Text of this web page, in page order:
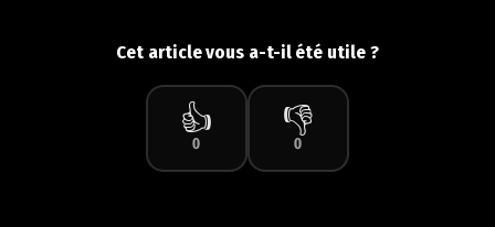
Cet article vous a-t-il été utile ?
👍
0
👎
0